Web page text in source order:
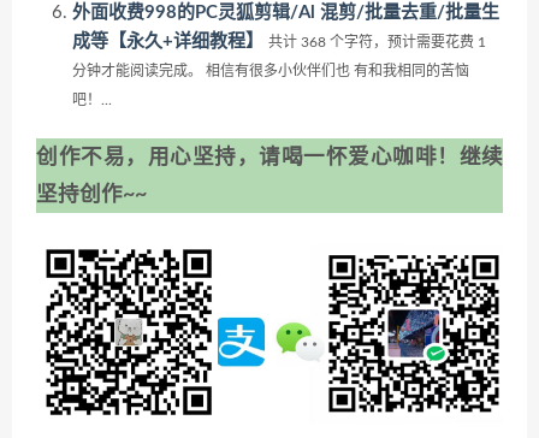
外面收费998的PC灵狐剪辑/Al 混剪/批量去重/批量生
成等【永久+详细教程】
共计 368 个字符，预计需要花费 1
分钟才能阅读完成。 相信有很多小伙伴们也 有和我相同的苦恼
吧！...
创作不易，用心坚持，请喝一怀爱心咖啡！继续
坚持创作~~